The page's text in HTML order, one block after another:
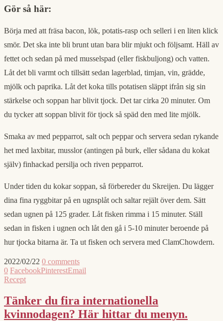
Gör så här:
Börja med att fräsa bacon, lök, potatis-rasp och selleri i en liten klick
smör. Det ska inte bli brunt utan bara blir mjukt och följsamt. Häll av
fettet och sedan på med musselspad (eller fiskbuljong) och vatten.
Låt det bli varmt och tillsätt sedan lagerblad, timjan, vin, grädde,
mjölk och paprika. Låt det koka tills potatisen släppt ifrån sig sin
stärkelse och soppan har blivit tjock. Det tar cirka 20 minuter. Om
du tycker att soppan blivit för tjock så späd den med lite mjölk.
Smaka av med pepparrot, salt och peppar och servera sedan rykande
het med laxbitar, musslor (antingen på burk, eller sådana du kokat
själv) finhackad persilja och riven pepparrot.
Under tiden du kokar soppan, så förbereder du Skreijen. Du lägger
dina fina ryggbitar på en ugnsplåt och saltar rejält över dem. Sätt
sedan ugnen på 125 grader. Låt fisken rimma i 15 minuter. Ställ
sedan in fisken i ugnen och låt den gå i 5-10 minuter beroende på
hur tjocka bitarna är. Ta ut fisken och servera med ClamChowdern.
2022/02/22 0 comments
0 FacebookPinterestEmail
Recept
Tänker du fira internationella
kvinnodagen? Här hittar du menyn.